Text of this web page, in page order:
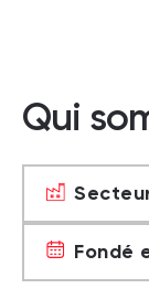
Qui
Fondé